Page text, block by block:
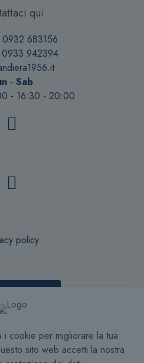
qui
0932 683156
0933 942394
- Sab
- 16:30 - 20:00
policy
di Vendita
cookie per migliorare la tua
sito web accetti la nostra